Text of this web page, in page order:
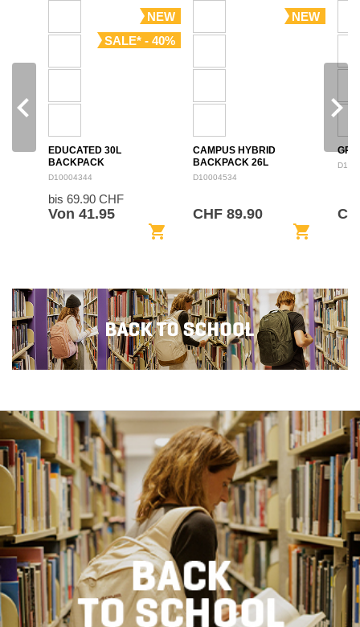
NEW
SALE* - 40%
EDUCATED 30L
BACKPACK
D10004344
bis 69.90 CHF
Von 41.95
shopping_cart
NEW
CAMPUS HYBRID
BACKPACK 26L
D10004534
CHF 89.90
shopping_cart
navigate_before navigate_next